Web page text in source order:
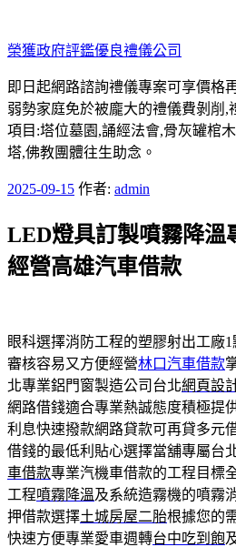
至
主
要
內
容
榮獲政府評鑑優良禮儀公司
即日起網路諮詢禮儀專案可享價格
弱勢家庭免於被龐大的禮儀費剝削,
項目:塔位墓園,誦經法會,骨灰罐棺
塔,佛教團體往生助念。
發
於
2025-09-15 作者: admin
LED燈具訂製噴霧降溫
經營高雄汽車借款
眼科選擇消防工程的塑膠射出工廠1
審核容易又方便經營林口汽車借款
北專業鋁門窗製造公司台北網頁設
網路借錢適合專業熱誠態度積極提
利息快速撥款網路貸款可再貸多元
借錢的最低利貼心選擇當舖專屬台
車借款專業汽機車借款的工程目標
工程噴霧降溫及系統造霧機的噴霧
押借款選擇土城房屋二胎根據您的
快速方便專業愛車週轉台中吃到飽